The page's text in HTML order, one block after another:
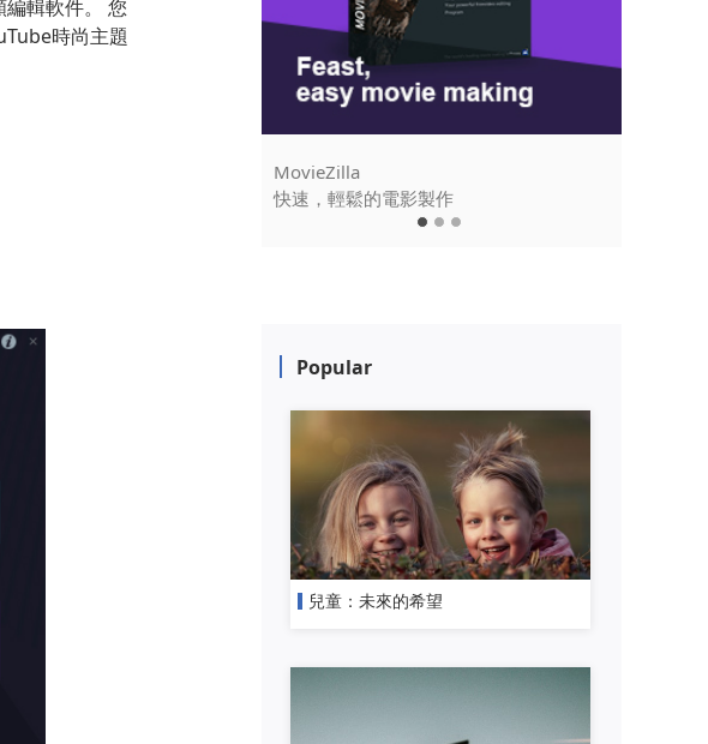
輯軟件。 您
時尚主題
MovieZilla
快速，輕鬆的電影製作
Popular
兒童：未來的希望